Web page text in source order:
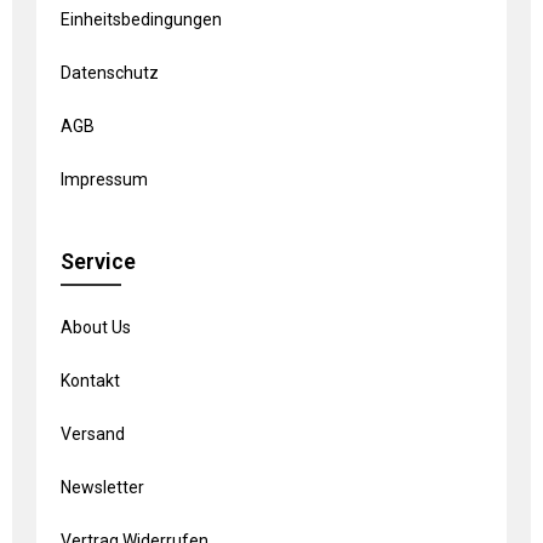
Einheitsbedingungen
Datenschutz
AGB
Impressum
Service
About Us
Kontakt
Versand
Newsletter